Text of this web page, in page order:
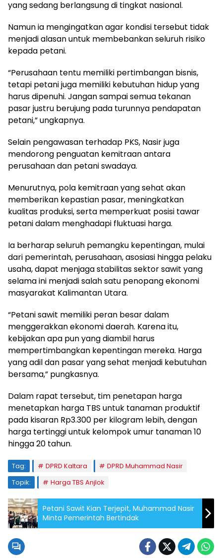
yang sedang berlangsung di tingkat nasional.
Namun ia mengingatkan agar kondisi tersebut tidak
menjadi alasan untuk membebankan seluruh risiko
kepada petani.
“Perusahaan tentu memiliki pertimbangan bisnis,
tetapi petani juga memiliki kebutuhan hidup yang
harus dipenuhi. Jangan sampai semua tekanan
pasar justru berujung pada turunnya pendapatan
petani,” ungkapnya.
Selain pengawasan terhadap PKS, Nasir juga
mendorong penguatan kemitraan antara
perusahaan dan petani swadaya.
Menurutnya, pola kemitraan yang sehat akan
memberikan kepastian pasar, meningkatkan
kualitas produksi, serta memperkuat posisi tawar
petani dalam menghadapi fluktuasi harga.
Ia berharap seluruh pemangku kepentingan, mulai
dari pemerintah, perusahaan, asosiasi hingga pelaku
usaha, dapat menjaga stabilitas sektor sawit yang
selama ini menjadi salah satu penopang ekonomi
masyarakat Kalimantan Utara.
“Petani sawit memiliki peran besar dalam
menggerakkan ekonomi daerah. Karena itu,
kebijakan apa pun yang diambil harus
mempertimbangkan kepentingan mereka. Harga
yang adil dan pasar yang sehat menjadi kebutuhan
bersama,” pungkasnya.
Dalam rapat tersebut, tim penetapan harga
menetapkan harga TBS untuk tanaman produktif
pada kisaran Rp3.300 per kilogram lebih, dengan
harga tertinggi untuk kelompok umur tanaman 10
hingga 20 tahun.
Tag: DPRD Kaltara
DPRD Muhammad Nasir
Topik:
Harga TBS Anjlok
Petani Sawit Kian Terjepit, Muhammad Nasir
Minta Pemerintah Bertindak